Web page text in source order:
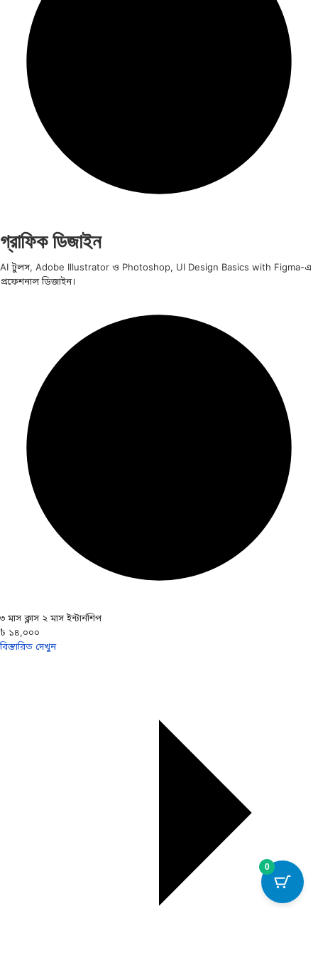
গ্রাফিক ডিজাইন
AI টুলস, Adobe Illustrator ও Photoshop, UI Design Basics with Figma-এ
প্রফেশনাল ডিজাইন।
৩ মাস ক্লাস ২ মাস ইন্টার্নশিপ
৳ ১৪,০০০
বিস্তারিত দেখুন
0